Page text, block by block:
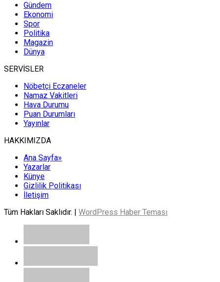
Gündem
Ekonomi
Spor
Politika
Magazin
Dünya
SERVİSLER
Nöbetçi Eczaneler
Namaz Vakitleri
Hava Durumu
Puan Durumları
Yayınlar
HAKKIMIZDA
Ana Sayfa»
Yazarlar
Künye
Gizlilik Politikası
İletişim
Tüm Hakları Saklıdır. | WordPress Haber Teması